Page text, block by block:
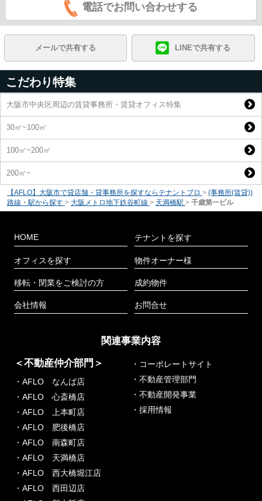
電話でお問い合わせする
メールで共有する LINEで共有する
こだわり特集
大阪市中央区周辺の賃貸事務所・賃貸オフィス特集
30㎡~100㎡
100㎡~200㎡
200㎡~
【AFLO】大阪市で貸店舗・貸事務所を探すならテナントプロ > (事務所(賃貸))
路線・駅から探す > 大阪メトロ地下鉄谷町線 > 天満橋駅 > 千歳第一ビル
HOME
オフィスを探す
移転・閉業をご検討の方
会社情報
テナントを探す
物件オーナー様
成約物件
お問合せ
関連事業内容
＜不動産仲介部門＞
・AFLO なんば店
・AFLO 心斎橋店
・AFLO 上本町店
・AFLO 肥後橋店
・AFLO 南森町店
・AFLO 天満橋店
・AFLO 西大橋堀江店
・AFLO 西田辺店
・コーポレートサイト
・不動産管理部門
・不動産開発事業
・採用情報